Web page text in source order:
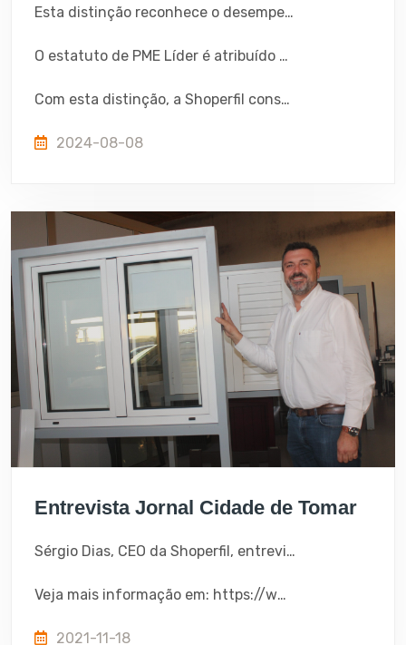
Esta distinção reconhece o desempenho exemplar da Shoperfil, a sua sólida estratégia de crescimento e a qualidade da sua gestão, que tem contribuído para a dinamização da economia nacional.
O estatuto de PME Líder é atribuído a empresas que se destacam pelo seu perfil de risco e pelos resultados económicos, reforçando a notoriedade da marca no mercado. O IAPMEI, em parceria com o Turismo de Portugal e os principais bancos a operar em Portugal, atribui anualmente este estatuto, destacando as empresas que apresentam os melhores desempenhos económico-financeiros e de gestão. A Shoperfil junta-se assim ao grupo restrito de empresas que, pela sua robustez e crescimento sustentado, têm um papel relevante na economia portuguesa.
Com esta distinção, a Shoperfil consolida a sua posição como uma referência no mercado, prometendo continuar a inovar e a apostar na qualidade dos seus produtos e serviços.
2024-08-08
Entrevista Jornal Cidade de Tomar
Sérgio Dias, CEO da Shoperfil, entrevistado pelo "Jornal Cidade de Tomar" conta um pouco do seu percurso profissional, tanto trabalhador individual como empregador de 25 profissionais.
Veja mais informação em: https://www.cidadetomar.pt/2021/11/18/entrevista/queremos-sempre-prestar-um-bom-servico-ao-cliente/
2021-11-18